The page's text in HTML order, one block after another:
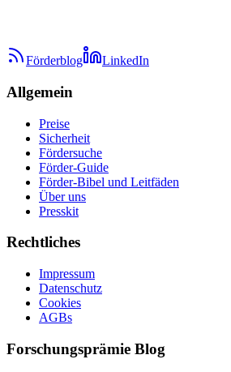
Förderblog LinkedIn
Allgemein
Preise
Sicherheit
Fördersuche
Förder-Guide
Förder-Bibel und Leitfäden
Über uns
Presskit
Rechtliches
Impressum
Datenschutz
Cookies
AGBs
Forschungsprämie Blog